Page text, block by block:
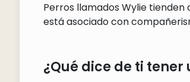
Perros llamados Wylie tienden
está asociado con
¿Qué dice de ti